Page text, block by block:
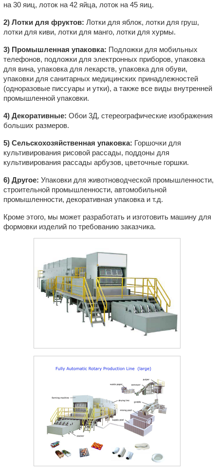
на 30 яиц, лоток на 42 яйца, лоток на 45 яиц.
2) Лотки для фруктов: Лотки для яблок, лотки для груш,
лотки для киви, лотки для манго, лотки для хурмы.
3) Промышленная упаковка: Подложки для мобильных
телефонов, подложки для электронных приборов, упаковка
для вина, упаковка для лекарств, упаковка для обуви,
упаковки для санитарных медицинских принадлежностей
(одноразовые писсуары и утки), а также все виды внутренней
промышленной упаковки.
4) Декоративные: Обои 3Д, стереографические изображения
больших размеров.
5) Сельскохозяйственная упаковка: Горшочки для
культивирования рисовой рассады, поддоны для
культивирования рассады арбузов, цветочные горшки.
6) Другое: Упаковки для животноводческой промышленности,
строительной промышленности, автомобильной
промышленности, декоративная упаковка и т.д.
Кроме этого, мы может разработать и изготовить машину для
формовки изделий по требованию заказчика.